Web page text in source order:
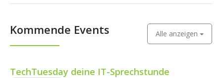
Kommende Events Alle anzeigen
TechTuesday deine IT-Sprechstunde